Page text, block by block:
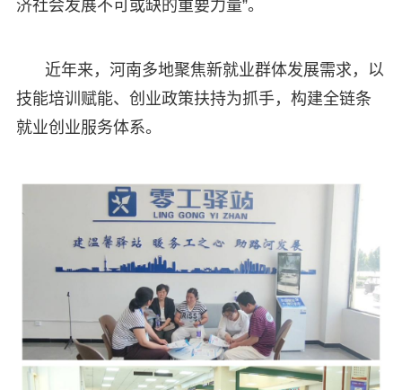
济社会发展不可或缺的重要力量”。
近年来，河南多地聚焦新就业群体发展需求，以
技能培训赋能、创业政策扶持为抓手，构建全链条
就业创业服务体系。